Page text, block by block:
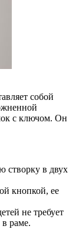
собой
с ключом. Он
створку в двух
кнопкой, ее
не требует
раме.